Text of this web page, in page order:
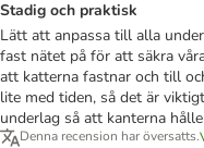
Stadig och praktisk
Lätt att anpassa till alla
fast nätet på för att säkra
att katterna fastnar och till
lite med tiden, så det är
underlag så att kanterna
Denna recension har översatts.